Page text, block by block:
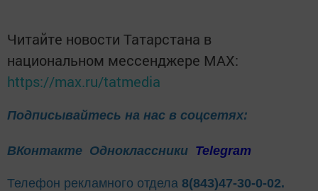
Читайте новости Татарстана в
национальном мессенджере MАХ:
https://max.ru/tatmedia
Подписывайтесь на нас в соцсетях:
ВКонтакте Одноклассники Telegram
Телефон рекламного отдела 8(843)47-30-0-02.